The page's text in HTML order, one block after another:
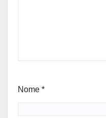
Nome *